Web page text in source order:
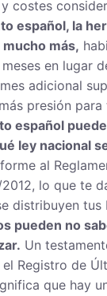
costes
español, la
mucho más,
en lugar
adicional
presión para
español puede
ley nacional
al
lo que te
distribuyen tus
pueden no
Un
Registro de
que hay